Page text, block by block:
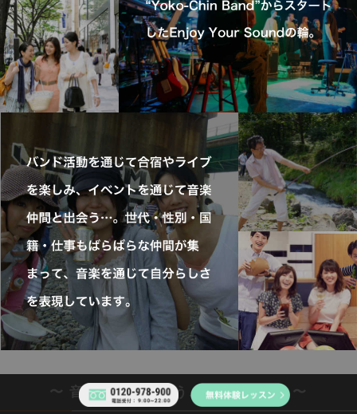
〜 音楽仲間と出会う、3つの仕掛け 〜